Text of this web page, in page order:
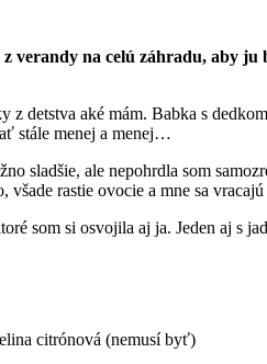
verandy na celú záhradu, aby
z detstva aké mám. Babka s
stále menej a menej…
sladšie, ale nepohrdla som
všade rastie ovocie a mne sa
som si osvojila aj ja. Jeden aj s
citrónová (nemusí byť)